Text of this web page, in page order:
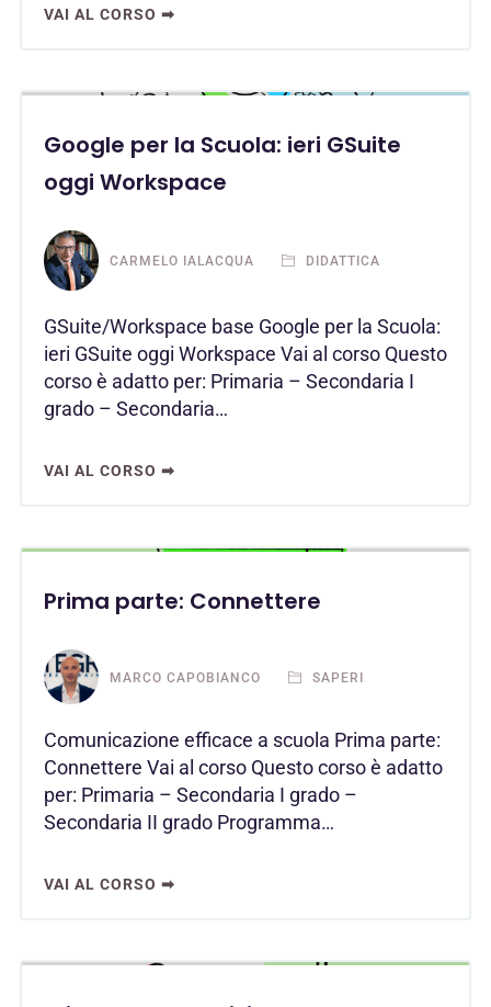
VAI AL CORSO ➡
Google per la Scuola: ieri GSuite
oggi Workspace
CARMELO IALACQUA DIDATTICA
GSuite/Workspace base Google per la Scuola:
ieri GSuite oggi Workspace Vai al corso Questo
corso è adatto per: Primaria – Secondaria I
grado – Secondaria…
VAI AL CORSO ➡
Prima parte: Connettere
MARCO CAPOBIANCO SAPERI
Comunicazione efficace a scuola Prima parte:
Connettere Vai al corso Questo corso è adatto
per: Primaria – Secondaria I grado –
Secondaria II grado Programma…
VAI AL CORSO ➡